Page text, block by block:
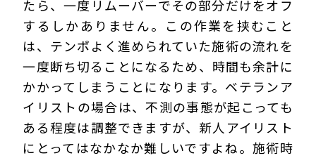
たら、一度リムーバーでその部分だけをオフ
するしかありません。この作業を挟むこと
は、テンポよく進められていた施術の流れを
一度断ち切ることになるため、時間も余計に
かかってしまうことになります。ベテランア
イリストの場合は、不測の事態が起こっても
ある程度は調整できますが、新人アイリスト
にとってはなかなか難しいですよね。施術時